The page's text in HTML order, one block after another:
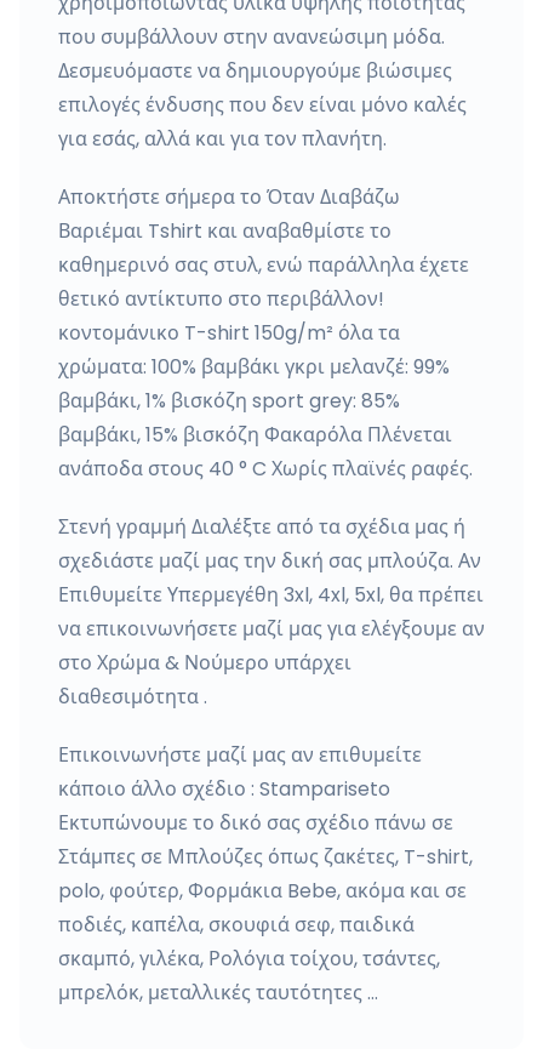
που συμβάλλουν στην ανανεώσιμη μόδα.
Δεσμευόμαστε να δημιουργούμε βιώσιμες
επιλογές ένδυσης που δεν είναι μόνο καλές
για εσάς, αλλά και για τον πλανήτη.
Αποκτήστε σήμερα το Όταν Διαβάζω
Βαριέμαι Tshirt και αναβαθμίστε το
καθημερινό σας στυλ, ενώ παράλληλα έχετε
θετικό αντίκτυπο στο περιβάλλον!
κοντομάνικο T-shirt 150g/m² όλα τα
χρώματα: 100% βαμβάκι γκρι μελανζέ: 99%
βαμβάκι, 1% βισκόζη sport grey: 85%
βαμβάκι, 15% βισκόζη Φακαρόλα Πλένεται
ανάποδα στους 40 ° C Χωρίς πλαϊνές ραφές.
Στενή γραμμή Διαλέξτε από τα σχέδια μας ή
σχεδιάστε μαζί μας την δική σας μπλούζα. Αν
Επιθυμείτε Υπερμεγέθη 3xl, 4xl, 5xl, θα πρέπει
να επικοινωνήσετε μαζί μας για ελέγξουμε αν
στο Χρώμα & Νούμερο υπάρχει
διαθεσιμότητα .
Επικοινωνήστε μαζί μας αν επιθυμείτε
κάποιο άλλο σχέδιο : Stampariseto
Εκτυπώνουμε το δικό σας σχέδιο πάνω σε
Στάμπες σε Μπλούζες όπως ζακέτες, T-shirt,
polo, φούτερ, Φορμάκια Bebe, ακόμα και σε
ποδιές, καπέλα, σκουφιά σεφ, παιδικά
σκαμπό, γιλέκα, Ρολόγια τοίχου, τσάντες,
μπρελόκ, μεταλλικές ταυτότητες …